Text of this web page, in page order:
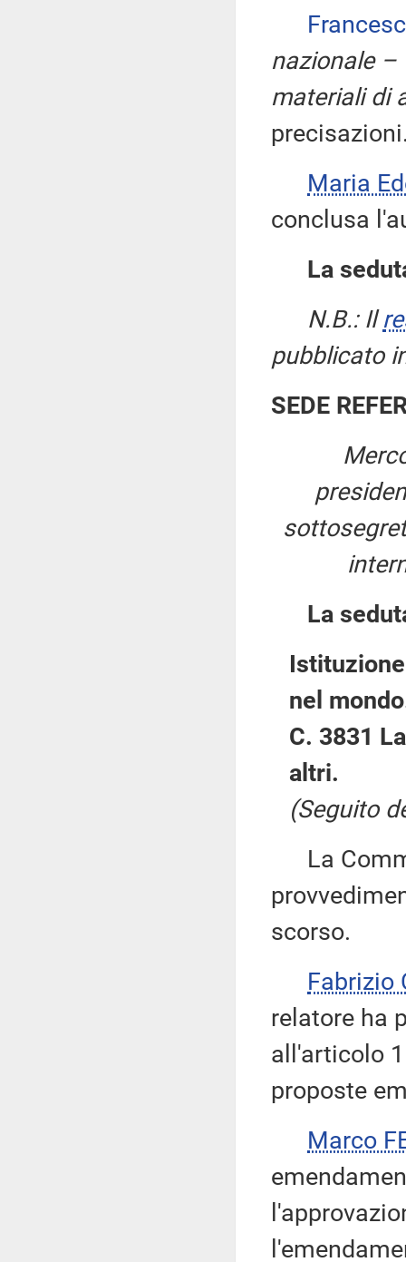
nazionale –
materiali di
Maria
conclusa
La
N.B.: Il
pubblicato
SEDE
La
nel
C. 3831
altri.
(Seguito
La
scorso.
Fabrizio
relatore ha
all'articolo
proposte
Marco